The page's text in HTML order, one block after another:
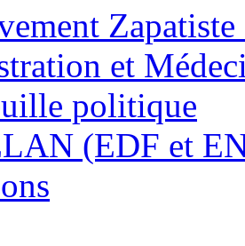
et
politique
(EDF et